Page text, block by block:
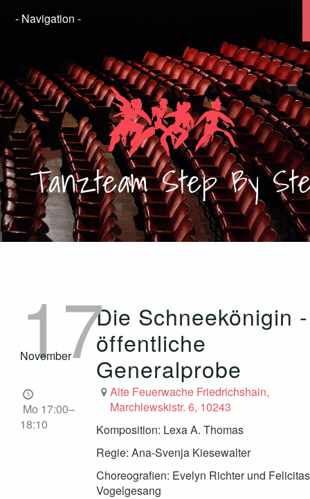
TanzteamStep By
Die Schneekönigin -
öffentliche
Generalprobe
17
November
Mo 17:00–
18:10
Alte Feuerwache Friedrichshain,
Marchlewskistr. 6, 10243
Komposition: Lexa A. Thomas
Regie: Ana-Svenja Kiesewalter
Choreografien: Evelyn Richter und Felicitas
Vogelgesang